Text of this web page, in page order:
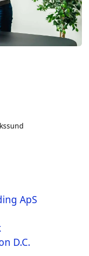
ApS
D.C.